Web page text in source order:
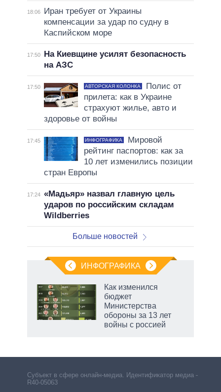
18:06
Иран требует от Украины
компенсации за удар по судну в
Каспийском море
17:50
На Киевщине усилят безопасность
на АЗС
17:50 АВТОРСКАЯ КОЛОНКА
Полис от
прилета: как в Украине
страхуют жилье, авто и
здоровье от войны
17:45 ИНФОГРАФИКА
Мировой
рейтинг паспортов: как за
10 лет изменились позиции
стран Европы
17:24 «Мадьяр» назвал главную цель
ударов по российским складам
Wildberries
Больше новостей
ИНФОГРАФИКА
Как изменился
бюджет
Министерства
обороны за 13 лет
войны с россией
Субъект в сфере онлайн-медиа. Идентификатор медиа –
R40-05063